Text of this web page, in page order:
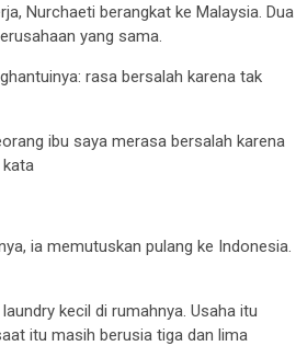
Nurchaeti berangkat ke Malaysia. Dua
yang sama.
rasa bersalah karena tak
ibu saya merasa bersalah karena
kata
ia memutuskan pulang ke Indonesia.
kecil di rumahnya. Usaha itu
itu masih berusia tiga dan lima